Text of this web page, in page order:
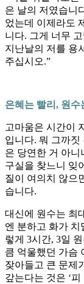
은 날의 저였습니
었는데 이제라도
니다. 그게 너무
지난날의 저를 용
주십시오.”
은혜는 빨리, 원수
고마움은 시간이
입니다. 뭐 그까
은 당연한 거 아
구실을 찾느니 잊
질이 여의치 않으
습니다.
대신에 원수는 최
엔 분하고 화가 치
렇게 3시간, 3일
큼 억울했던 가슴
잦아들고 큰 문제
갚는다는 것은 ‘